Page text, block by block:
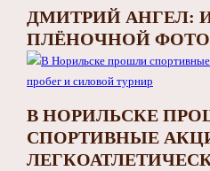
ДМИТРИЙ АНГЕЛ:
ПЛЁНОЧНОЙ
В НОРИЛЬСКЕ
СПОРТИВНЫЕ